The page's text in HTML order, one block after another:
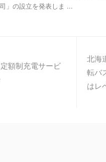
」の設立を発表しま ...
額制充電サービ
北海
転バ
はレ